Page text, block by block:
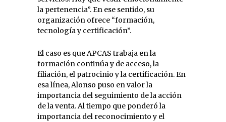
la pertenencia”. En ese sentido, su
organización ofrece “formación,
tecnología y certificación”.
El caso es que APCAS trabaja en la
formación continúa y de acceso, la
filiación, el patrocinio y la certificación. En
esa línea, Alonso puso en valor la
importancia del seguimiento de la acción
de la venta. Al tiempo que ponderó la
importancia del reconocimiento y el